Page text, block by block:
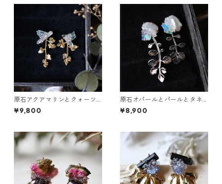
原石アクアマリンとクォーツ
とカニクサの葉ピアス
¥9,800
原石オパールとパールとタネ
ツケバナの葉ピアス
¥8,900